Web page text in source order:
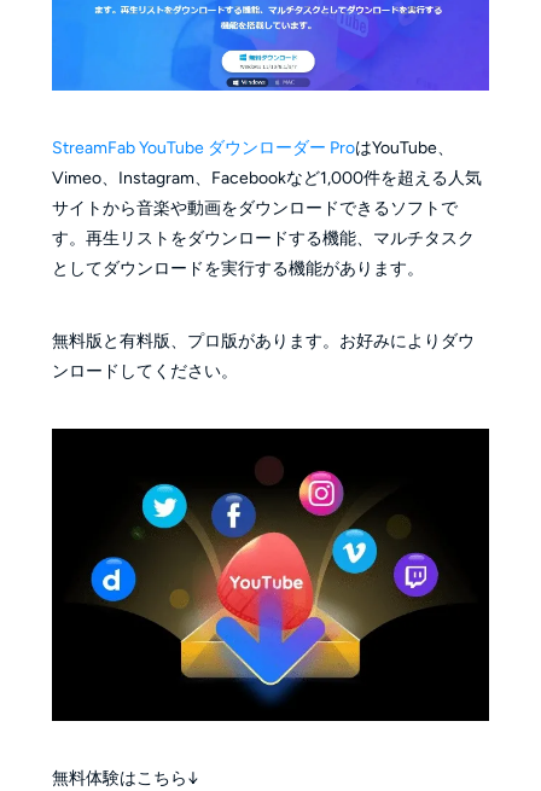
StreamFab YouTube ダウンローダー ProはYouTube、
Vimeo、Instagram、Facebookなど1,000件を超える人気
サイトから音楽や動画をダウンロードできるソフトで
す。再生リストをダウンロードする機能、マルチタスク
としてダウンロードを実行する機能があります。
無料版と有料版、プロ版があります。お好みによりダウ
ンロードしてください。
無料体験はこちら↓